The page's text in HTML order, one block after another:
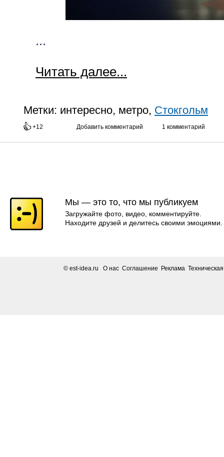
...
Читать далее...
Метки: интересно, метро, Стокгольм
+12 Добавить комментарий 1 комментарий
Мы — это то, что мы публикуем
Загружайте фото, видео, комментируйте.
Находите друзей и делитесь своими эмоциями.
© est-idea.ru О нас Соглашение Реклама